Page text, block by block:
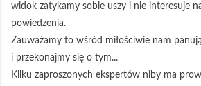
widok zatykamy sobie uszy i nie interesuje
powiedzenia.
Zauważamy to wśród miłościwie nam
i przekonajmy się o tym...
Kilku zaproszonych ekspertów niby ma